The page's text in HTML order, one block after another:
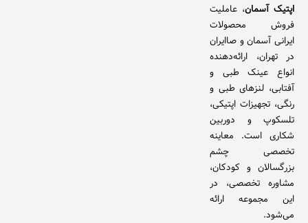
اپتیک آسمان، عاملیت
فروش محصولات
ایرانی آسمان و صاایران
در تهران، ارائه‌دهنده
انواع عینک طبی و
آفتابی، لنزهای طبی و
رنگی، تجهیزات اپتیکی،
تلسکوپ و دوربین
شکاری است. معاینه
تخصصی چشم
بزرگسالان و کودکان،
مشاوره تخصصی، در
این مجموعه ارائه
می‌شود.